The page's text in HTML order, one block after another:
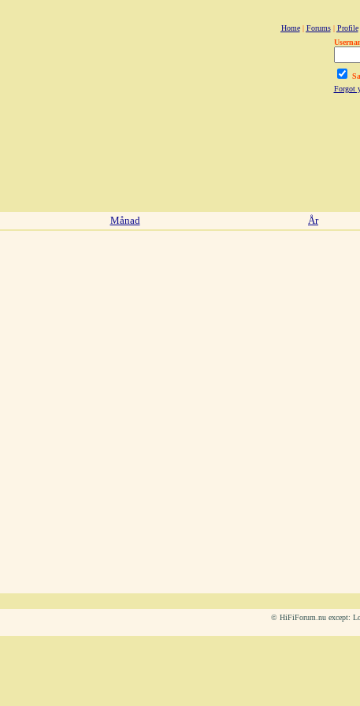
Home| Forums| Profile
Forgot
Månad År
© HiFiForum.nu except: